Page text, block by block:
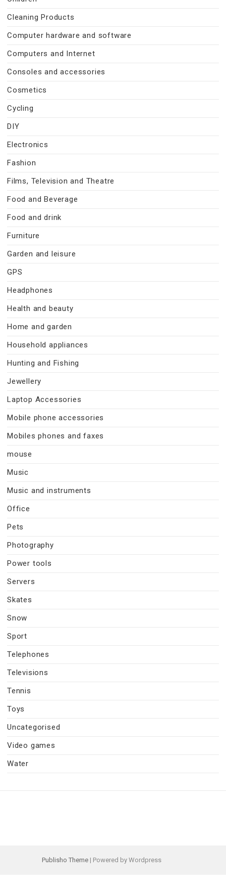
Cleaning Products
Computer hardware and software
Computers and Internet
Consoles and accessories
Cosmetics
Cycling
DIY
Electronics
Fashion
Films, Television and Theatre
Food and Beverage
Food and drink
Furniture
Garden and leisure
GPS
Headphones
Health and beauty
Home and garden
Household appliances
Hunting and Fishing
Jewellery
Laptop Accessories
Mobile phone accessories
Mobiles phones and faxes
mouse
Music
Music and instruments
Office
Pets
Photography
Power tools
Servers
Skates
Snow
Sport
Telephones
Televisions
Tennis
Toys
Uncategorised
Video games
Water
Publisho Theme | Powered by Wordpress